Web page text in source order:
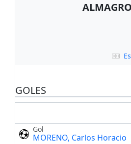
ALMAGRO
GOLES
Gol
MORENO, Carlos Horacio